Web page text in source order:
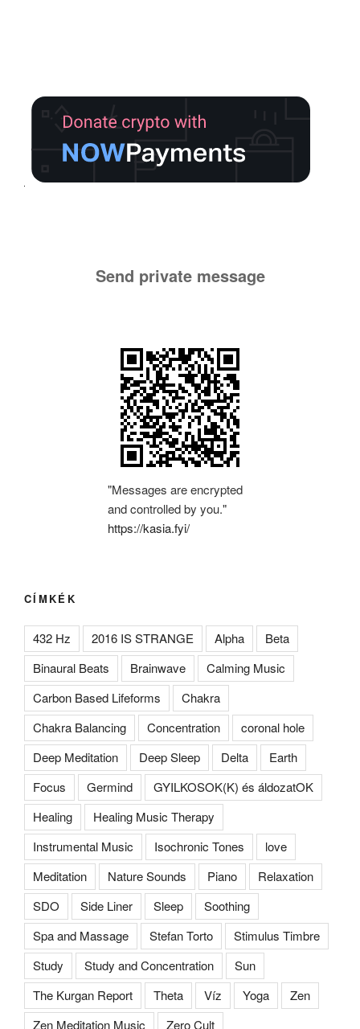
Send private message
"Messages are encrypted
and controlled by you."
https://kasia.fyi/
CÍMKÉK
432 Hz 2016 IS STRANGE Alpha
Beta
Binaural Beats
Brainwave
Calming Music
Carbon Based Lifeforms
Chakra
Chakra Balancing
Concentration
coronal hole
Deep Meditation
Deep Sleep Delta
Earth
Focus
Germind
GYILKOSOK(K) és áldozatOK
Healing
Healing Music Therapy
Instrumental Music
Isochronic Tones
love
Meditation
Nature Sounds Piano
Relaxation
SDO
Side Liner Sleep
Soothing
Spa and Massage
Stefan Torto
Stimulus Timbre
Study
Study and Concentration
Sun
The Kurgan Report
Theta Víz Yoga
Zen
Zen Meditation Music
Zero Cult